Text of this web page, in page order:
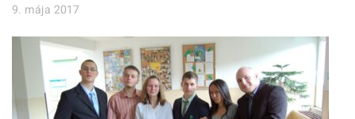
9. mája 2017